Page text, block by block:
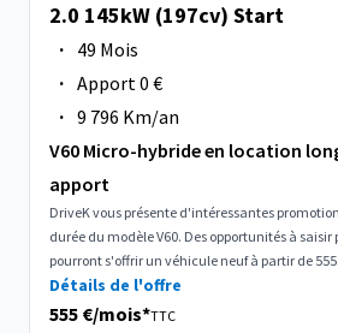
2.0 145kW (197cv) Start
· 49 Mois
· Apport 0 €
· 9 796 Km/an
V60 Micro-hybride en location
apport
DriveK vous présente d'intéressantes
durée du modèle V60. Des opportunités à
pourront s'offrir un véhicule neuf à partir de
Détails de l'offre
555 €/mois*TTC